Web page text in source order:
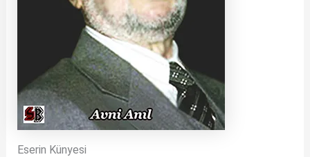
Eserin Künyesi